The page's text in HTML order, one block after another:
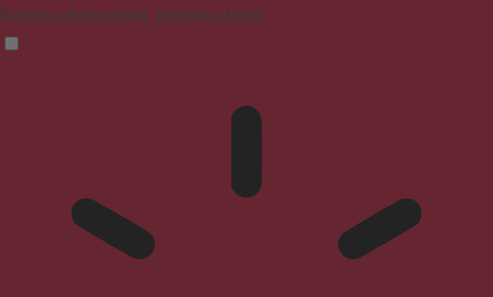
Reduces distractions, improves focus